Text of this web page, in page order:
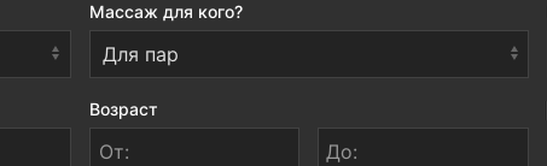
Массаж для кого?
Возраст
От: До: